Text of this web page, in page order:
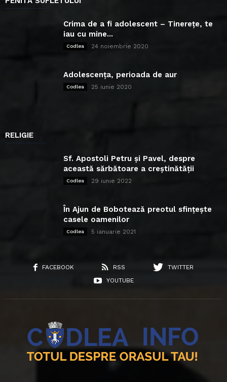
Crima de a fi adolescent – Tinerețe, te
iau cu mine...
Codlea 24 noiembrie 2020
Adolescența, perioada de aur
Codlea 25 iunie 2020
RELIGIE
Sf. Apostoli Petru și Pavel, despre
această sărbătoare a creștinătății
Codlea 29 iunie 2022
În Ajun de Bobotează preotul sfințește
casele oamenilor
Codlea 5 ianuarie 2021
FACEBOOK RSS
TWITTER
YOUTUBE